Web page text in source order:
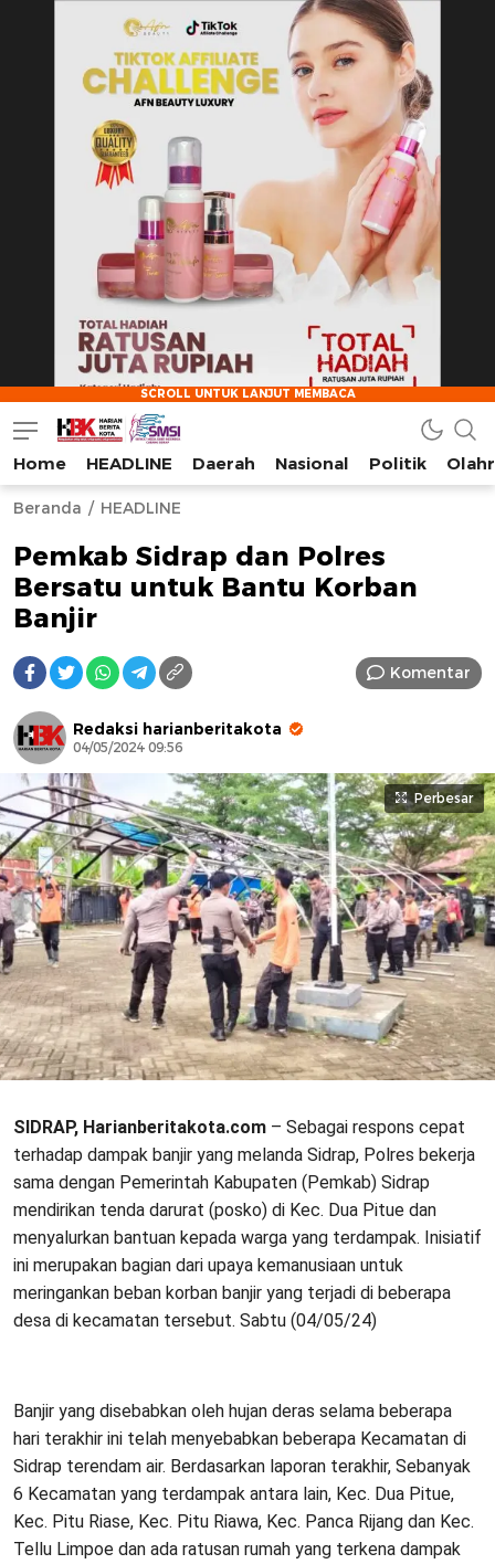
HarianBeritaKota
Mengabarkan Setiap Detil, Sudut, dan Cerita Kota
Home HEADLINE Daerah Nasional Politik
Beranda HEADLINE
Pemkab Sidrap dan Polres
Bersatu untuk Bantu Korban
Banjir
Komentar
Redaksi harianberitakota
04/05/2024 09:56
Perbesar
SIDRAP, Harianberitakota.com – Sebagai respons cepat
terhadap dampak banjir yang melanda Sidrap, Polres bekerja
sama dengan Pemerintah Kabupaten (Pemkab) Sidrap
mendirikan tenda darurat (posko) di Kec. Dua Pitue dan
menyalurkan bantuan kepada warga yang terdampak. Inisiatif
ini merupakan bagian dari upaya kemanusiaan untuk
meringankan beban korban banjir yang terjadi di beberapa
desa di kecamatan tersebut. Sabtu (04/05/24)
Banjir yang disebabkan oleh hujan deras selama beberapa
hari terakhir ini telah menyebabkan beberapa Kecamatan di
Sidrap terendam air. Berdasarkan laporan terakhir, Sebanyak
6 Kecamatan yang terdampak antara lain, Kec. Dua Pitue,
Kec. Pitu Riase, Kec. Pitu Riawa, Kec. Panca Rijang dan Kec.
Tellu Limpoe dan ada ratusan rumah yang terkena dampak